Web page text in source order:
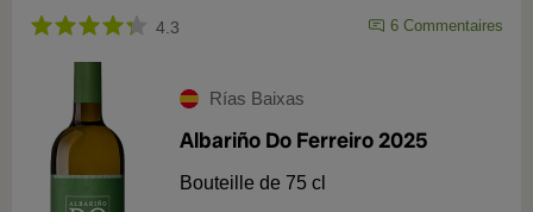
4.3 6 Commentaires
Rías Baixas
Albariño Do Ferreiro 2025
Bouteille de 75 cl